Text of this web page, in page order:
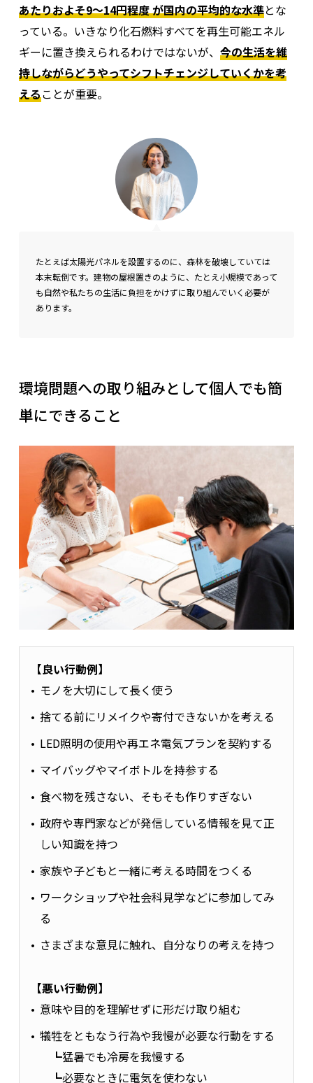
あたりおよそ9〜14円程度 が国内の平均的な水準とな
っている。 いきなり化石燃料すべてを再生可能エネル
ギーに置き換えられるわけではないが、 今の生活を維
持しながらどうやってシフトチェンジしていくかを考
えることが重要。
たとえば太陽光パネルを設置するのに、森林を破壊していては
本末転倒です。 建物の屋根置きのように、 たとえ小規模であって
も自然や私たちの生活に負担をかけずに取り組んでいく必要が
あります。
環境問題への取り組みとして個人でも簡
単にできること
【良い行動例】
モノを大切にして長く使う
捨てる前にリメイクや寄付できないかを考える
LED照明の使用や再エネ電気プランを契約する
マイバッグやマイボトルを持参する
食べ物を残さない、そもそも作りすぎない
政府や専門家などが発信している情報を見て正
しい知識を持つ
家族や子どもと一緒に考える時間をつくる
ワークショップや社会科見学などに参加してみ
る
さまざまな意見に触れ、自分なりの考えを持つ
【悪い行動例】
意味や目的を理解せずに形だけ取り組む
犠牲をともなう行為や我慢が必要な行動をする
┗猛暑でも冷房を我慢する
┗必要なときに電気を使わない